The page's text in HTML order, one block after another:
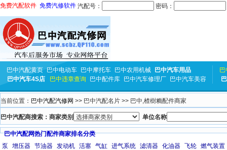
免费汽配软件 免费汽修软件 汽配号： 密码：
巴中汽配黄页 巴中电动车 巴中摩托车 巴中农用机械
巴中汽车用品
巴中汽车4S店
巴中违章查询 巴中配件库 巴中汽车修理厂 巴中汽车美容
当前位置： 巴中汽配汽修网 >> 巴中汽配名片 >> 巴中,楂樹粫配件商家
巴中汽配商搜索：商家类别 单位名称
巴中汽配网热门配件商家排名分类
泵
增压器 节油器 发动机 活塞 气缸 进气系统 滤清器 化油器 飞轮 燃气装置